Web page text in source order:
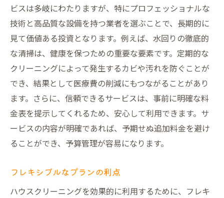
ビスは多岐にわたりますが、特にプロフェッショナルな
技術と高品質な設備を持つ業者を選ぶことで、長期的に
見て価値ある投資となります。例えば、水回りの徹底的
な清掃は、健康を保つための重要な要素です。定期的な
クリーニングによって発生するカビや汚れを防ぐことが
でき、結果として医療費の削減にもつながることがあり
ます。さらに、信頼できるサービスは、事前に明確な料
金表を提示してくれるため、安心して利用できます。サ
ービスの内容が明確であれば、予期せぬ追加料金を避け
ることができ、予算管理が容易になります。
フレキシブルなプランの利点
ハウスクリーニングを効果的に利用するために、フレキ